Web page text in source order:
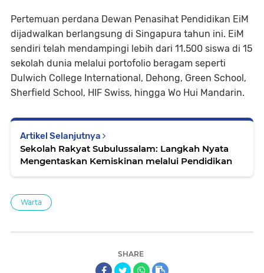
Pertemuan perdana Dewan Penasihat Pendidikan EiM
dijadwalkan berlangsung di Singapura tahun ini. EiM
sendiri telah mendampingi lebih dari 11.500 siswa di 15
sekolah dunia melalui portofolio beragam seperti
Dulwich College International, Dehong, Green School,
Sherfield School, HIF Swiss, hingga Wo Hui Mandarin.
Artikel Selanjutnya
Sekolah Rakyat Subulussalam: Langkah Nyata
Mengentaskan Kemiskinan melalui Pendidikan
Warta
SHARE